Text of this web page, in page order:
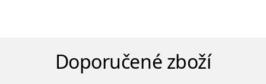
Doporučené zboží